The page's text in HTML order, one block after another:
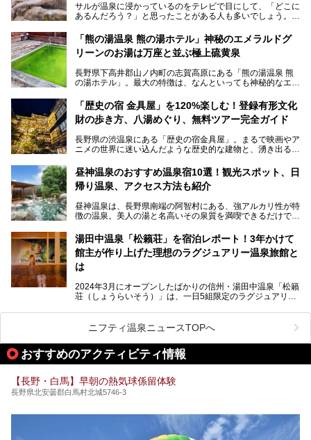
サルが温泉に浸かっているのをテレビで目にして、「どこに
あるんだろう？」と思ったことがある人も多いでしょう。
この微笑ましい光景は、長野県にある「地獄谷野猿公苑」で
見られるもので、野生のサルが雪景色の中で温泉に浸かる姿
を間近で観察できます。
本記事では、地獄谷野猿公苑の魅力や見どころ、サルと温泉
との関係性、地獄谷周辺の観光スポットについて紹介しま
ので、野生のサルを観察する貴重な自然体験と温泉をあわせ
て楽しみたい人は、ぜひ参考にしてください。
「熊の湯温泉 熊の湯ホテル」神秘のエメラルドグ
リーンのお湯は万座と並ぶ極上硫黄泉
長野県下高井郡山ノ内町の志賀高原にある「熊の湯温泉 熊
の湯ホテル」。最大の特徴は、なんといっても神秘的なエメ
リピートするファンも多い温泉です。冬はスキーと一緒に楽
しみたい極上の温泉を紹介します。
「歴史の宿 金具屋」を120%楽しむ！登録有形文化
財の歩き方、八湯めぐり、無料ツアー完全ガイド
長野県の渋温泉にある「歴史の宿金具屋」。まるで映画やア
ニメの世界に迷い込んだような歴史的な建物と、湧き出る温
を隅々まで楽しみたいですよね。この記事では、金具屋での
滞在を最高の思い出にするための「楽しみ方」を徹底的にご
紹介します！
昼神温泉のおすすめ温泉宿10選！観光スポット、日
帰り温泉、アクセス方法も紹介
昼神温泉は、長野県南端の阿智村にある、強アルカリ性が特
徴の温泉。美人の湯と名高いその泉質を満喫できるだけでな
昼神温泉では、朝市などの観光スポットや、信州名物のおや
きを楽しめるグルメスポットなど、観光を楽しむにはぴった
りの場所が豊富にあります。
この記事では、昼神温泉での滞在を充実させる宿泊施設や日
帰り温泉、見どころ満載の観光・グルメスポットに加え、ア
クセス方法も順に紹介します。
湯田中温泉「松籟荘」を宿泊レポート！3年かけて
館主が作り上げた理想のラグジュアリー温泉旅館と
は
2024年3月にオープンしたばかりの信州・湯田中温泉「松籟
荘（しょうらいそう）」は、一日5組限定のラグジュアリー
ライベートに楽しめる非日常感が味わえます。また宿泊者は
道向かいの「よろづや」の大浴場「桃山風呂」や共同浴場の
「湯田中大湯」も利用ができます。
極上のお湯に浸り上質なお料理に舌鼓、特別な日に泊まりた
い湯田中温泉「松籟荘」を、実際に宿泊した目線で紹介しま
ニフティ温泉ニュースTOPへ
おすすめのアクティビティ情報
【長野・白馬】早朝の熱気球係留体験
長野県北安曇郡白馬村北城5746-3